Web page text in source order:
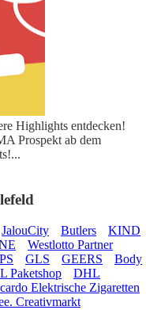
Highlights entdecken!
Prospekt ab dem
...
JalouCity Butlers
KIND
Westlotto Partner
GLS GEERS
Body
Paketshop
DHL
Elektrische Zigaretten
Creativmarkt